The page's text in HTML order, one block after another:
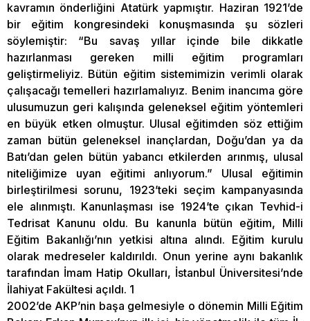
kavramın önderliğini Atatürk yapmıştır. Haziran 1921’de
bir eğitim kongresindeki konuşmasında şu sözleri
söylemiştir: “Bu savaş yıllar içinde bile dikkatle
hazırlanması gereken milli eğitim programları
geliştirmeliyiz. Bütün eğitim sistemimizin verimli olarak
çalışacağı temelleri hazırlamalıyız. Benim inancıma göre
ulusumuzun geri kalışında geleneksel eğitim yöntemleri
en büyük etken olmuştur. Ulusal eğitimden söz ettiğim
zaman bütün geleneksel inançlardan, Doğu’dan ya da
Batı’dan gelen bütün yabancı etkilerden arınmış, ulusal
niteliğimize uyan eğitimi anlıyorum.” Ulusal eğitimin
birleştirilmesi sorunu, 1923’teki seçim kampanyasında
ele alınmıştı. Kanunlaşması ise 1924’te çıkan Tevhid-i
Tedrisat Kanunu oldu. Bu kanunla bütün eğitim, Milli
Eğitim Bakanlığı’nın yetkisi altına alındı. Eğitim kurulu
olarak medreseler kaldırıldı. Onun yerine aynı bakanlık
tarafından İmam Hatip Okulları, İstanbul Üniversitesi’nde
İlahiyat Fakültesi açıldı. 1
2002’de AKP’nin başa gelmesiyle o dönemin Milli Eğitim